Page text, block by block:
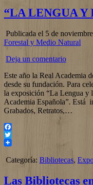
“LA LENGUA Y
Publicada el 5 de
Forestal y Medio Natural
Deja un comentario
Este año la Real Academia
desde su fundación. Para
la exposición “La Lengua y
Academia Española”. Está
Grabados, Retratos,…
Facebook
Twitter
Categoría: Bibliotecas,
Las Bibliotecas